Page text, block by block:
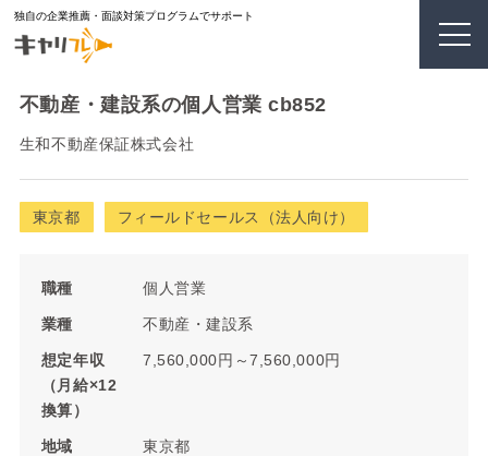
独自の企業推薦・面談対策プログラムでサポート
不動産・建設系の個人営業 cb852
生和不動産保証株式会社
東京都 フィールドセールス（法人向け）
職種 個人営業
業種 不動産・建設系
想定年収
（月給×12
換算）
7,560,000円～7,560,000円
地域 東京都